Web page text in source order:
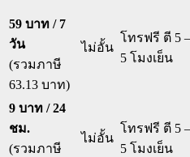
59 บาท / 7
วัน
(รวมภาษี
63.13 บาท)
ไม่อั้น
โทรฟรี ตี 5 –
5 โมงเย็น
9 บาท / 24
ชม.
(รวมภาษี
ไม่อั้น
โทรฟรี ตี 5 –
5 โมงเย็น